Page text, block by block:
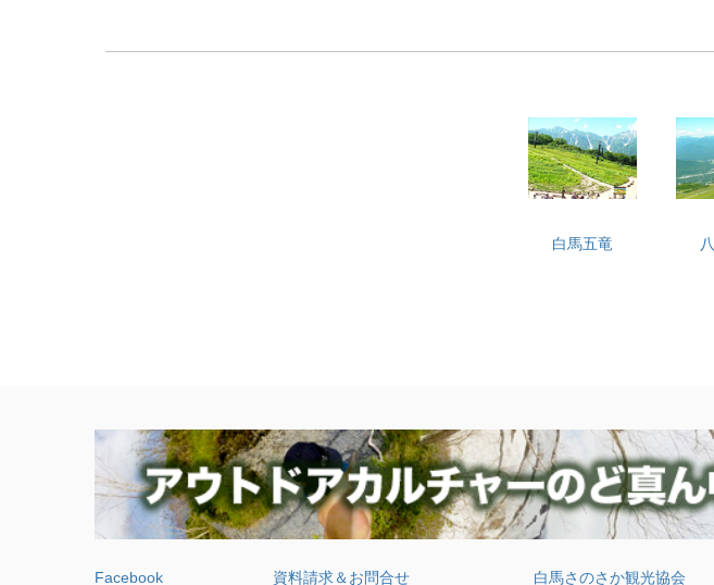
白馬五竜